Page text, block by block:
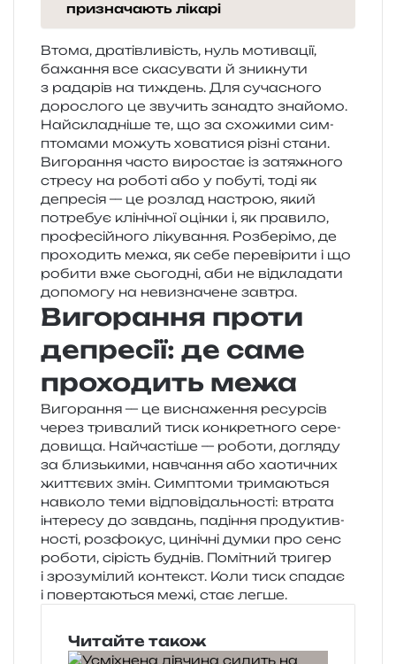
призначають лікарі
Втома, дра­тів­ли­вість, нуль моти­ва­ції,
бажа­н­ня все ска­су­ва­ти й зни­кну­ти
з рада­рів на тиждень. Для суча­сно­го
доро­сло­го це зву­чить занад­то зна­йо­мо.
Найскладніше те, що за схо­жи­ми сим­
пто­ма­ми можуть хова­ти­ся різні стани.
Вигорання часто виро­стає із затя­жно­го
стре­су на робо­ті або у побу­ті, тоді як
депре­сія — це роз­лад настрою, який
потре­бує клі­ні­чної оцін­ки і, як пра­ви­ло,
про­фе­сій­но­го ліку­ва­н­ня. Розберімо, де
про­хо­дить межа, як себе пере­ві­ри­ти і що
роби­ти вже сьо­го­дні, аби не від­кла­да­ти
допо­мо­гу на неви­зна­че­не завтра.
Вигорання проти
депресії: де саме
проходить межа
Вигорання — це висна­же­н­ня ресур­сів
через три­ва­лий тиск кон­кре­тно­го сере­
до­ви­ща. Найчастіше — робо­ти, догля­ду
за близь­ки­ми, навча­н­ня або хао­ти­чних
жит­тє­вих змін. Симптоми три­ма­ю­ться
нав­ко­ло теми від­по­від­аль­но­сті: втра­та
інте­ре­су до зав­дань, паді­н­ня про­ду­ктив­
но­сті, роз­фо­кус, цині­чні думки про сенс
робо­ти, сірість буднів. Помітний три­гер
і зро­зумі­лий кон­текст. Коли тиск спа­дає
і повер­та­ю­ться межі, стає легше.
Читайте також